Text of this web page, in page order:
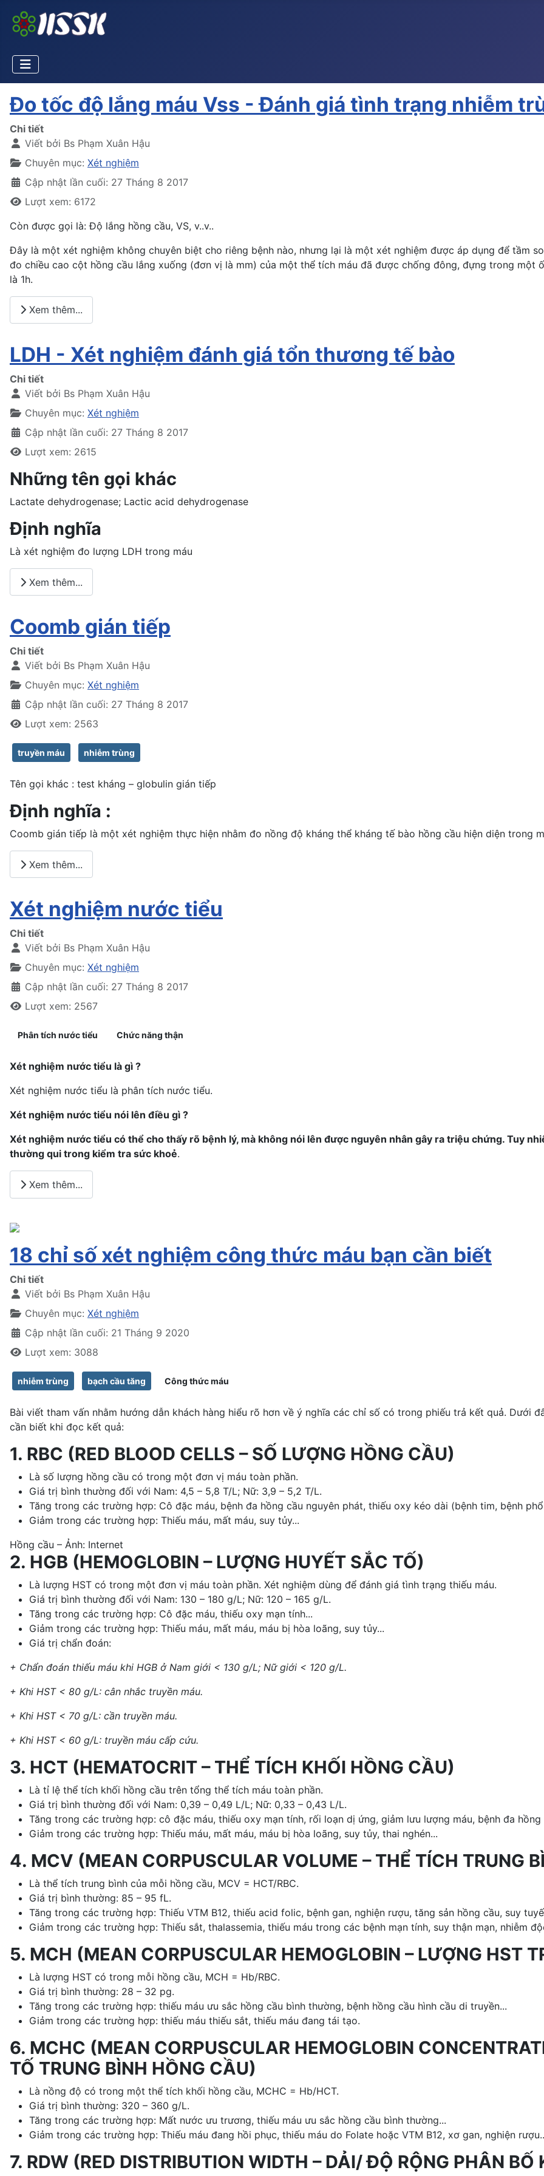
Đo tốc độ lắng máu Vss - Đánh giá tình trạng nhiễm
Chi tiết
Viết bởi Bs Phạm Xuân Hậu
Chuyên mục: Xét nghiệm
Cập nhật lần cuối: 27 Tháng 8 2017
Lượt xem: 6172
Còn được gọi là: Độ lắng hồng cầu, VS, v..v..
Đây là một xét nghiệm không chuyên biệt cho riêng bệnh nào, nhưng lại là một xét nghiệm được áp dụng để tầm
đo chiều cao cột hồng cầu lắng xuống (đơn vị là mm) của một thể tích máu đã được chống đông, đựng trong một
là 1h.
Xem thêm...
LDH - Xét nghiệm đánh giá tổn thương tế bào
Chi tiết
Viết bởi Bs Phạm Xuân Hậu
Chuyên mục: Xét nghiệm
Cập nhật lần cuối: 27 Tháng 8 2017
Lượt xem: 2615
Những tên gọi khác
Lactate dehydrogenase; Lactic acid dehydrogenase
Định nghĩa
Là xét nghiệm đo lượng LDH trong máu
Xem thêm...
Coomb gián tiếp
Chi tiết
Viết bởi Bs Phạm Xuân Hậu
Chuyên mục: Xét nghiệm
Cập nhật lần cuối: 27 Tháng 8 2017
Lượt xem: 2563
truyền máu nhiễm trùng
Tên gọi khác : test kháng – globulin gián tiếp
Định nghĩa :
Coomb gián tiếp là một xét nghiệm thực hiện nhằm đo nồng độ kháng thể kháng tế bào hồng cầu hiện diện trong
Xem thêm...
Xét nghiệm nước tiểu
Chi tiết
Viết bởi Bs Phạm Xuân Hậu
Chuyên mục: Xét nghiệm
Cập nhật lần cuối: 27 Tháng 8 2017
Lượt xem: 2567
Phân tích nước tiểu Chức năng thận
Xét nghiệm nước tiểu là gì ?
Xét nghiệm nước tiểu là phân tích nước tiểu.
Xét nghiệm nước tiểu nói lên điều gì ?
Xét nghiệm nước tiểu có thể cho thấy rõ bệnh lý, mà không nói lên được nguyên nhân gây ra triệu chứng. Tuy
thường qui trong kiểm tra sức khoẻ.
Xem thêm...
18 chỉ số xét nghiệm công thức máu bạn cần biết
Chi tiết
Viết bởi Bs Phạm Xuân Hậu
Chuyên mục: Xét nghiệm
Cập nhật lần cuối: 21 Tháng 9 2020
Lượt xem: 3088
nhiễm trùng bạch cầu tăng Công thức máu
Bài viết tham vấn nhằm hướng dẫn khách hàng hiểu rõ hơn về ý nghĩa các chỉ số có trong phiếu trả kết quả. Dưới
cần biết khi đọc kết quả:
1. RBC (RED BLOOD CELLS – SỐ LƯỢNG HỒNG CẦU)
Là số lượng hồng cầu có trong một đơn vị máu toàn phần.
Giá trị bình thường đối với Nam: 4,5 – 5,8 T/L; Nữ: 3,9 – 5,2 T/L.
Tăng trong các trường hợp: Cô đặc máu, bệnh đa hồng cầu nguyên phát, thiếu oxy kéo dài (bệnh tim, bệnh
Giảm trong các trường hợp: Thiếu máu, mất máu, suy tủy...
Hồng cầu – Ảnh: Internet
2. HGB (HEMOGLOBIN – LƯỢNG HUYẾT SẮC TỐ)
Là lượng HST có trong một đơn vị máu toàn phần. Xét nghiệm dùng để đánh giá tình trạng thiếu máu.
Giá trị bình thường đối với Nam: 130 – 180 g/L; Nữ: 120 – 165 g/L.
Tăng trong các trường hợp: Cô đặc máu, thiếu oxy mạn tính...
Giảm trong các trường hợp: Thiếu máu, mất máu, máu bị hòa loãng, suy tủy...
Giá trị chẩn đoán:
+ Chẩn đoán thiếu máu khi HGB ở Nam giới < 130 g/L; Nữ giới < 120 g/L.
+ Khi HST < 80 g/L: cân nhắc truyền máu.
+ Khi HST < 70 g/L: cần truyền máu.
+ Khi HST < 60 g/L: truyền máu cấp cứu.
3. HCT (HEMATOCRIT – THỂ TÍCH KHỐI HỒNG CẦU)
Là tỉ lệ thể tích khối hồng cầu trên tổng thể tích máu toàn phần.
Giá trị bình thường đối với Nam: 0,39 – 0,49 L/L; Nữ: 0,33 – 0,43 L/L.
Tăng trong các trường hợp: cô đặc máu, thiếu oxy mạn tính, rối loạn dị ứng, giảm lưu lượng máu, bệnh đa hồng
Giảm trong các trường hợp: Thiếu máu, mất máu, máu bị hòa loãng, suy tủy, thai nghén...
4. MCV (MEAN CORPUSCULAR VOLUME – THỂ TÍCH TRUNG
Là thể tích trung bình của mỗi hồng cầu, MCV = HCT/RBC.
Giá trị bình thường: 85 – 95 fL.
Tăng trong các trường hợp: Thiếu VTM B12, thiếu acid folic, bệnh gan, nghiện rượu, tăng sản hồng cầu, suy
Giảm trong các trường hợp: Thiếu sắt, thalassemia, thiếu máu trong các bệnh mạn tính, suy thận mạn, nhiễm
5. MCH (MEAN CORPUSCULAR HEMOGLOBIN – LƯỢNG HST
Là lượng HST có trong mỗi hồng cầu, MCH = Hb/RBC.
Giá trị bình thường: 28 – 32 pg.
Tăng trong các trường hợp: thiếu máu ưu sắc hồng cầu bình thường, bệnh hồng cầu hình cầu di truyền...
Giảm trong các trường hợp: thiếu máu thiếu sắt, thiếu máu đang tái tạo.
6. MCHC (MEAN CORPUSCULAR HEMOGLOBIN
TỐ TRUNG BÌNH HỒNG CẦU)
Là nồng độ có trong một thể tích khối hồng cầu, MCHC = Hb/HCT.
Giá trị bình thường: 320 – 360 g/L.
Tăng trong các trường hợp: Mất nước ưu trương, thiếu máu ưu sắc hồng cầu bình thường...
Giảm trong các trường hợp: Thiếu máu đang hồi phục, thiếu máu do Folate hoặc VTM B12, xơ gan, nghiện
7. RDW (RED DISTRIBUTION WIDTH – DẢI/ ĐỘ RỘNG PHÂN